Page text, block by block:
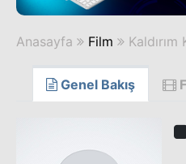
Anasayfa Film Kaldırım
Genel Bakış